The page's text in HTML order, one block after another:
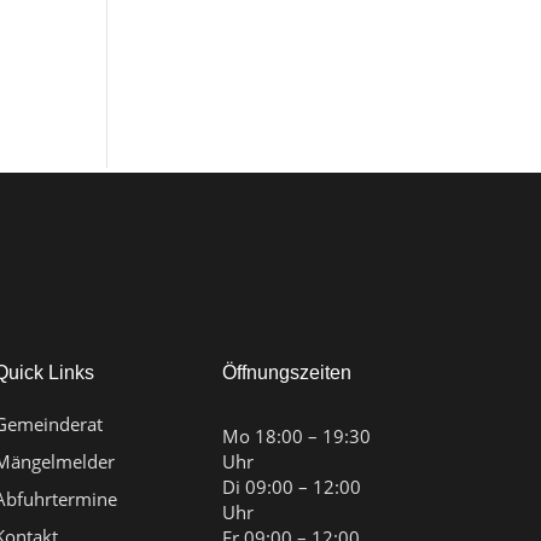
Links Öffnungszeiten
Mo 18:00 – 19:30
Uhr
Di 09:00 – 12:00
Uhr